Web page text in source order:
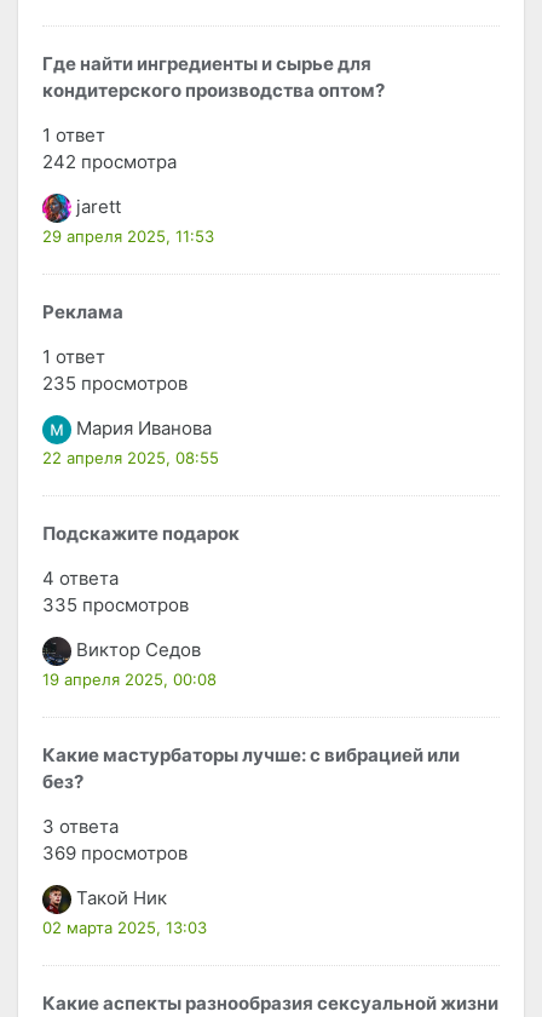
Где найти ингредиенты и сырье для
кондитерского производства оптом?
1 ответ
242 просмотра
jarett
29 апреля 2025, 11:53
Реклама
1 ответ
235 просмотров
Мария Иванова
22 апреля 2025, 08:55
Подскажите подарок
4 ответа
335 просмотров
Виктор Седов
19 апреля 2025, 00:08
Какие мастурбаторы лучше: с вибрацией или
без?
3 ответа
369 просмотров
Такой Ник
02 марта 2025, 13:03
Какие аспекты разнообразия сексуальной жизни